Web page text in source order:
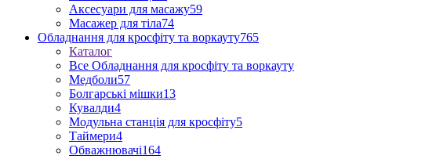
Аксесуари для масажу59
Масажер для тіла74
Обладнання для кросфіту та воркауту765
Каталог
Все Обладнання для кросфіту та воркауту
Медболи57
Болгарські мішки13
Кувалди4
Модульна станція для кросфіту5
Таймери4
Обважнювачі164